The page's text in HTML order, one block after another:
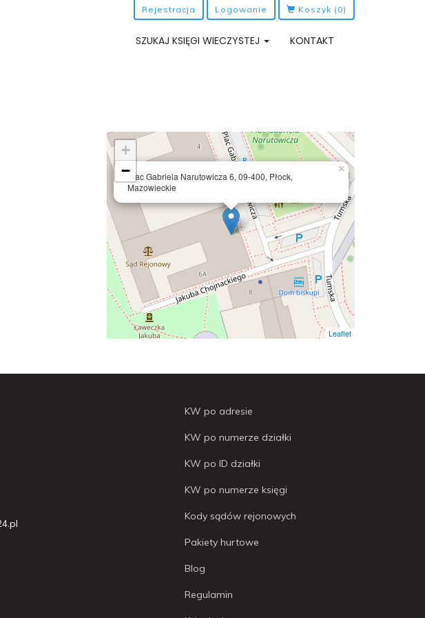
Rejestracja Logowanie Koszyk (0)
SZUKAJ KSIĘGI WIECZYSTEJ KONTAKT
Plac Gabriela Narutowicza 6, 09-400, Płock,
Mazowieckie
×
+
−
Leaflet
KW po adresie
KW po numerze działki
KW po ID działki
KW po numerze księgi
Kody sądów rejonowych
Pakiety hurtowe
Blog
Regulamin